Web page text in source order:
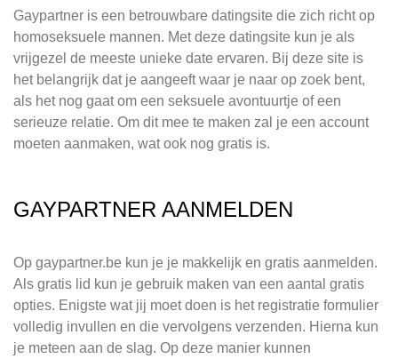
Gaypartner is een betrouwbare datingsite die zich richt op
homoseksuele mannen. Met deze datingsite kun je als
vrijgezel de meeste unieke date ervaren. Bij deze site is
het belangrijk dat je aangeeft waar je naar op zoek bent,
als het nog gaat om een seksuele avontuurtje of een
serieuze relatie. Om dit mee te maken zal je een account
moeten aanmaken, wat ook nog gratis is.
GAYPARTNER AANMELDEN
Op gaypartner.be kun je je makkelijk en gratis aanmelden.
Als gratis lid kun je gebruik maken van een aantal gratis
opties. Enigste wat jij moet doen is het registratie formulier
volledig invullen en die vervolgens verzenden. Hierna kun
je meteen aan de slag. Op deze manier kunnen